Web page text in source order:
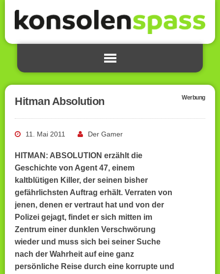
Hitman Absolution Werbung
11. Mai 2011 Der Gamer
HITMAN: ABSOLUTION erzählt die
Geschichte von Agent 47, einem
kaltblütigen Killer, der seinen bisher
gefährlichsten Auftrag erhält. Verraten von
jenen, denen er vertraut hat und von der
Polizei gejagt, findet er sich mitten im
Zentrum einer dunklen Verschwörung
wieder und muss sich bei seiner Suche
nach der Wahrheit auf eine ganz
persönliche Reise durch eine korrupte und